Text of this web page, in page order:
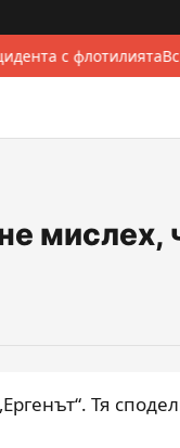
с флотилията
Тя